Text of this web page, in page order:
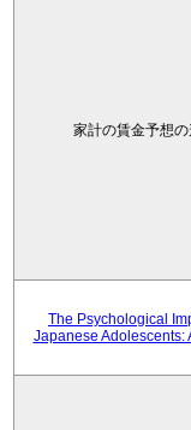
家計の賃金予想
The Psychological
Japanese Adolescents: